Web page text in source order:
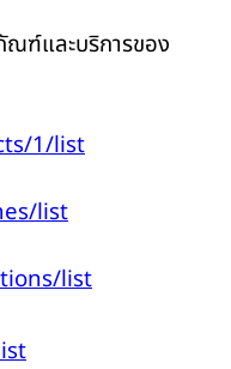
ณฑ์และบริการของ
1/list
list
list